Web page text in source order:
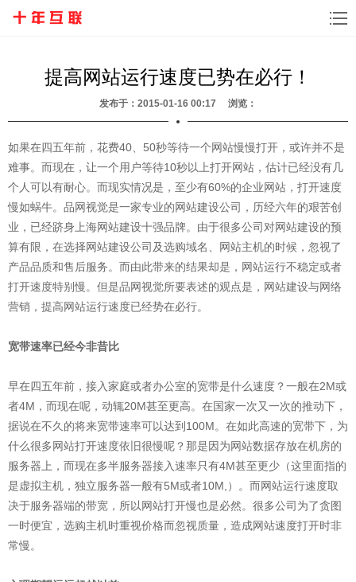
提高网站运行速度已势在必行！
发布于：2015-01-16 00:17 浏览：
如果在四五年前，花费40、50秒等待一个网站慢慢打开，或许并不是
难事。而现在，让一个用户等待10秒以上打开网站，估计已经没有几
个人可以有耐心。而现实情况是，至少有60%的企业网站，打开速度
慢如蜗牛。品网视觉是一家专业的网站建设公司，历经六年的艰苦创
业，已经跻身上海网站建设十强品牌。由于很多公司对网站建设的预
算有限，在选择网站建设公司及选购域名、网站主机的时候，忽视了
产品品质和售后服务。而由此带来的结果却是，网站运行不稳定或者
打开速度特别慢。但是品网视觉所要表述的观点是，网站建设与网络
营销，提高网站运行速度已经势在必行。
宽带速率已经今非昔比
早在四五年前，接入家庭或者办公室的宽带是什么速度？一般在2M或
者4M，而现在呢，动辄20M甚至更高。在国家一次又一次的推动下，
据说在不久的将来宽带速率可以达到100M。在如此高速的宽带下，为
什么很多网站打开速度依旧很慢呢？那是因为网站数据存放在机房的
服务器上，而现在多半服务器接入速率只有4M甚至更少（这里面指的
是虚拟主机，独立服务器一般有5M或者10M,）。而网站运行速度取
决于服务器端的带宽，所以网站打开慢也是必然。很多公司为了贪图
一时便宜，选购主机时重视价格而忽视质量，造成网站速度打开时非
常慢。